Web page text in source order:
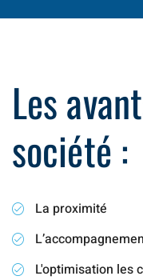
Les
société :
La proximité
L'optimisation les